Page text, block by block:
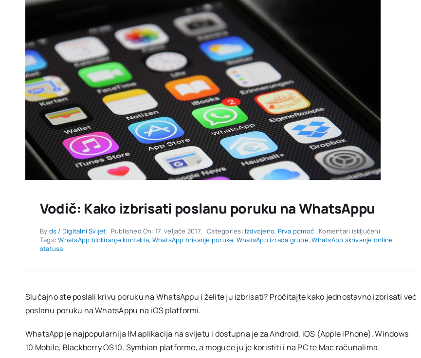
Vodič: Kako izbrisati poslanu poruku na WhatsAppu
By ds / Digitalni Svijet Published On: 17. veljače 2017. Categories: Izdvojeno, Prva pomoć Komentari isključeniza
Vodič:
WhatsAppu
Tags:WhatsApp blokiranje kontakta, WhatsApp brisanje poruke, WhatsApp izrada grupe,WhatsApp skrivanje online
statusa
Slučajno ste poslali krivu poruku na WhatsAppu i želite ju izbrisati? Pročitajte kako jednostavno izbrisati već
poslanu poruku na WhatsAppu na iOS platformi.
WhatsApp je najpopularnija IM aplikacija na svijetu i dostupna je za Android, iOS (Apple iPhone), Windows
10 Mobile, Blackberry OS10, Symbian platforme, a moguće ju je koristiti i na PC te Mac računalima.